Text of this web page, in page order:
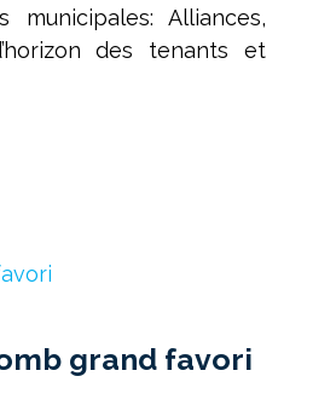
Alliances,
des tenants et
grand favori